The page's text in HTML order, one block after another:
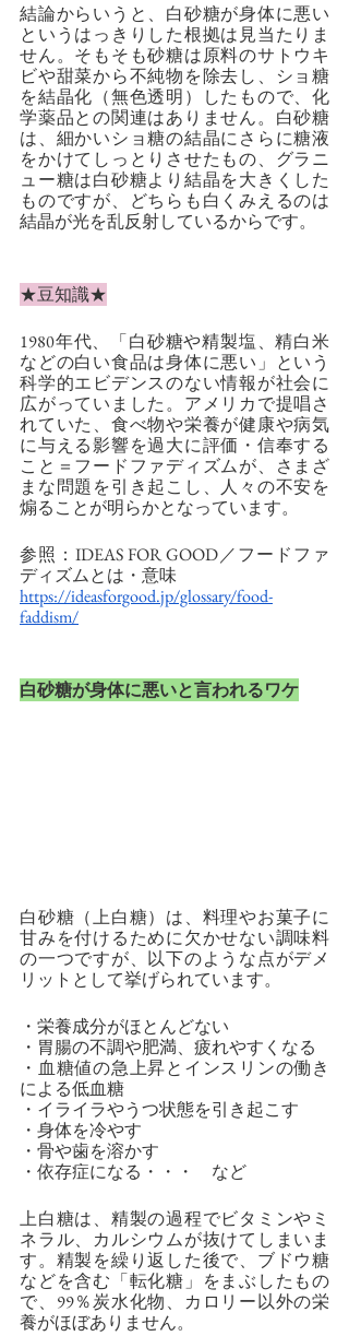
結論からいうと、白砂糖が身体に悪い
というはっきりした根拠は見当たりま
せん。そもそも砂糖は原料のサトウキ
ビや甜菜から不純物を除去し、ショ糖
を結晶化（無色透明）したもので、化
学薬品との関連はありません。白砂糖
は、細かいショ糖の結晶にさらに糖液
をかけてしっとりさせたもの、グラニ
ュー糖は白砂糖より結晶を大きくした
ものですが、どちらも白くみえるのは
結晶が光を乱反射しているからです。
★豆知識★
1980年代、「白砂糖や精製塩、精白米
などの白い食品は身体に悪い」という
科学的エビデンスのない情報が社会に
広がっていました。アメリカで提唱さ
れていた、食べ物や栄養が健康や病気
に与える影響を過大に評価・信奉する
こと＝フードファディズムが、さまざ
まな問題を引き起こし、人々の不安を
煽ることが明らかとなっています。
参照：IDEAS FOR GOOD／フードファ
ディズムとは・意味
https://ideasforgood.jp/glossary/food-
faddism/
白砂糖が身体に悪いと言われるワケ
白砂糖（上白糖）は、料理やお菓子に
甘みを付けるために欠かせない調味料
の一つですが、以下のような点がデメ
リットとして挙げられています。
・栄養成分がほとんどない
・胃腸の不調や肥満、疲れやすくなる
・血糖値の急上昇とインスリンの働き
による低血糖
・イライラやうつ状態を引き起こす
・身体を冷やす
・骨や歯を溶かす
・依存症になる・・・　など
上白糖は、精製の過程でビタミンやミ
ネラル、カルシウムが抜けてしまいま
す。精製を繰り返した後で、ブドウ糖
などを含む「転化糖」をまぶしたもの
で、99％炭水化物、カロリー以外の栄
養がほぼありません。